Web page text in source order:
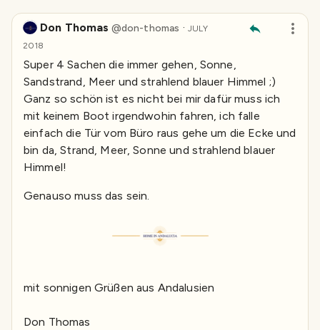
Don Thomas @don-thomas · JULY
2018
Super 4 Sachen die immer gehen, Sonne,
Sandstrand, Meer und strahlend blauer Himmel ;)
Ganz so schön ist es nicht bei mir dafür muss ich
mit keinem Boot irgendwohin fahren, ich falle
einfach die Tür vom Büro raus gehe um die Ecke und
bin da, Strand, Meer, Sonne und strahlend blauer
Himmel!
Genauso muss das sein.
mit sonnigen Grüßen aus Andalusien
Don Thomas